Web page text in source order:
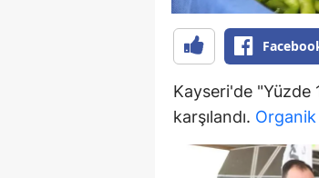
Kayseri'de "Yüzde
karşılandı. Organik